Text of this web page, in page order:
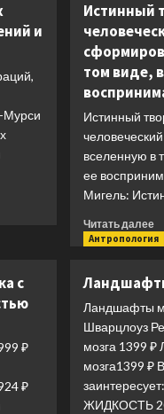
и
Мурси
Истинный
том виде,
Истинный
вселенную в
ее
Мигель:
Читать далее
в
с
₽
₽
Антропология
Ландшафты
Шварцлоуз
мозга 1399
мозга1399 ₽
ЖИДКОСТЬ